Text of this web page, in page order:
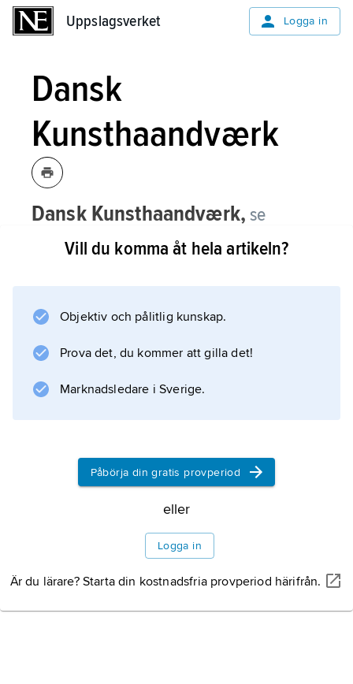
Uppslagsverket Logga in
Dansk
Kunsthaandværk
Dansk Kunsthaandværk, se
Landsforeningen Dansk
Kunsthaandværk.
Information om artikeln
Vill du komma åt hela artikeln?
Objektiv och pålitlig kunskap.
Prova det, du kommer att gilla det!
Marknadsledare i Sverige.
Påbörja din gratis provperiod
eller
Logga in
Är du lärare? Starta din kostnadsfria provperiod härifrån.